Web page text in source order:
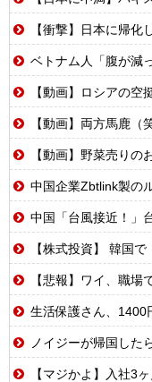
【衝撃】日本に帰化
ベトナム人「腹が減
【動画】ロシアの空挺
【動画】両方馬鹿（笑）ミ
【動画】野菜売りのお
中国企業Zbtlink製のルー
中国「台風接近！」台風13号「三峡直撃予測」中国「上流
【株式投資】 韓国で「真夏の世
【悲報】ワイ、職場
生活保護さん、1400
ノイジーが帰国したら
【マジかよ】入社3ヶ月の新人が労基を連れ